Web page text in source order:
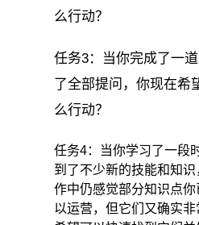
么行动？
任务3：当你完成了一
了全部提问，你现在希
么行动？
任务4：当你学习了一段
到了不少新的技能和知
作中仍感觉部分知识点
以运营，但它们又确实